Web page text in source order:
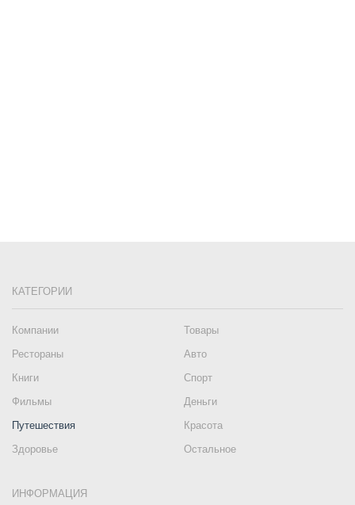
КАТЕГОРИИ
Компании
Товары
Рестораны
Авто
Книги
Спорт
Фильмы
Деньги
Путешествия
Красота
Здоровье
Остальное
ИНФОРМАЦИЯ